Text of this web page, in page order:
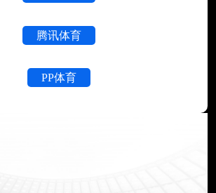
腾讯体育
PP体育